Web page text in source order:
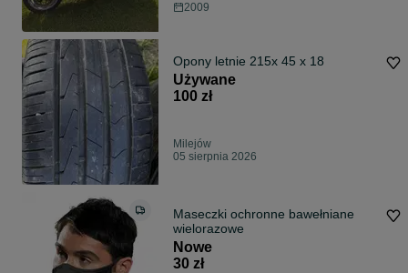
2009
Opony letnie 215x 45 x 18
Używane
100 zł
Milejów
05 sierpnia 2026
Maseczki ochronne bawełniane
wielorazowe
Nowe
30 zł